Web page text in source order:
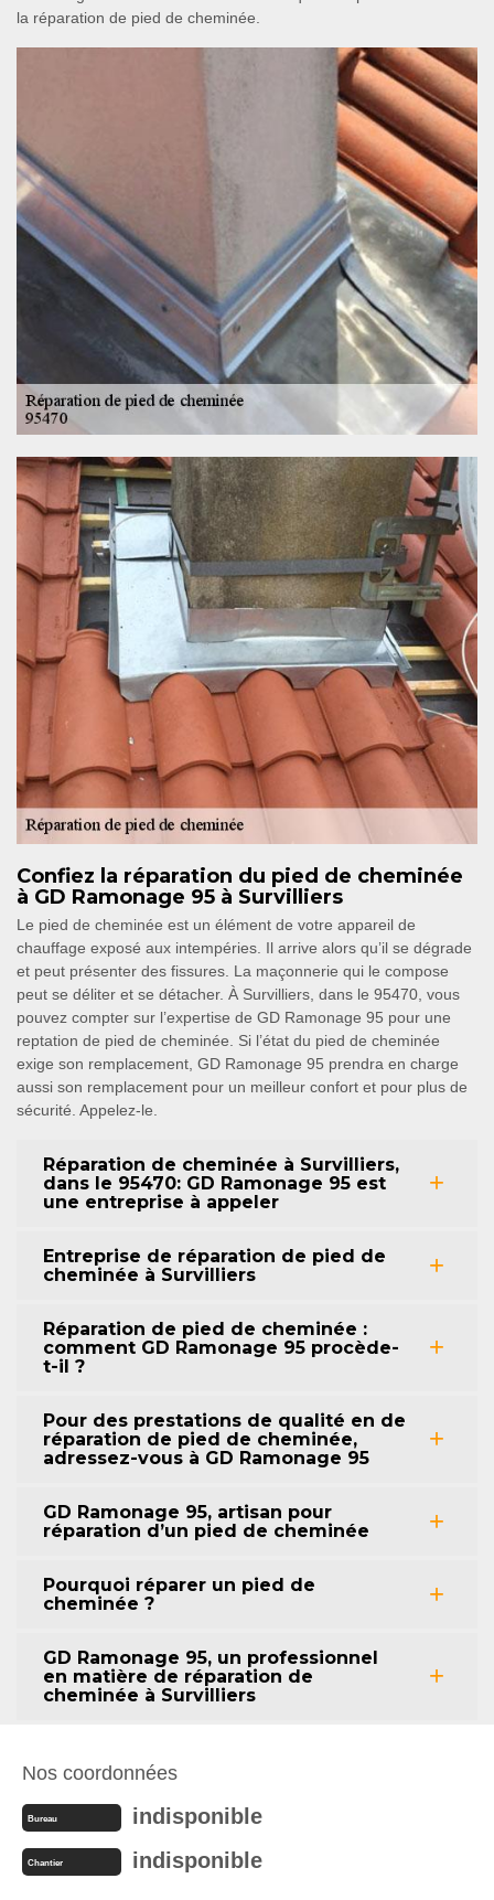
la réparation de pied de cheminée.
Confiez la réparation du pied de cheminée
à GD Ramonage 95 à Survilliers
Le pied de cheminée est un élément de votre appareil de
chauffage exposé aux intempéries. Il arrive alors qu’il se dégrade
et peut présenter des fissures. La maçonnerie qui le compose
peut se déliter et se détacher. À Survilliers, dans le 95470, vous
pouvez compter sur l’expertise de GD Ramonage 95 pour une
reptation de pied de cheminée. Si l’état du pied de cheminée
exige son remplacement, GD Ramonage 95 prendra en charge
aussi son remplacement pour un meilleur confort et pour plus de
sécurité. Appelez-le.
Réparation de cheminée à Survilliers,
dans le 95470: GD Ramonage 95 est
une entreprise à appeler
Entreprise de réparation de pied de
cheminée à Survilliers
Réparation de pied de cheminée :
comment GD Ramonage 95 procède-
t-il ?
Pour des prestations de qualité en de
réparation de pied de cheminée,
adressez-vous à GD Ramonage 95
GD Ramonage 95, artisan pour
réparation d’un pied de cheminée
Pourquoi réparer un pied de
cheminée ?
GD Ramonage 95, un professionnel
en matière de réparation de
cheminée à Survilliers
Nos coordonnées
Bureau indisponible
Chantier indisponible